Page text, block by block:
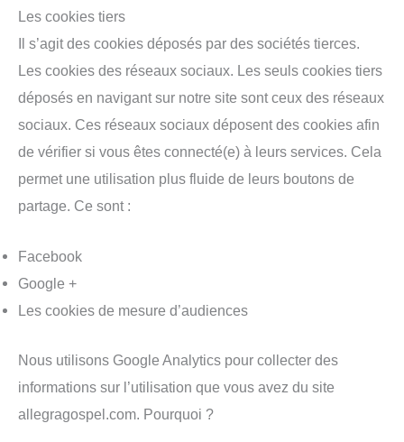
Les cookies tiers
Il s’agit des cookies déposés par des sociétés tierces.
Les cookies des réseaux sociaux. Les seuls cookies tiers
déposés en navigant sur notre site sont ceux des réseaux
sociaux. Ces réseaux sociaux déposent des cookies afin
de vérifier si vous êtes connecté(e) à leurs services. Cela
permet une utilisation plus fluide de leurs boutons de
partage. Ce sont :
Facebook
Google +
Les cookies de mesure d’audiences
Nous utilisons Google Analytics pour collecter des
informations sur l’utilisation que vous avez du site
allegragospel.com. Pourquoi ?